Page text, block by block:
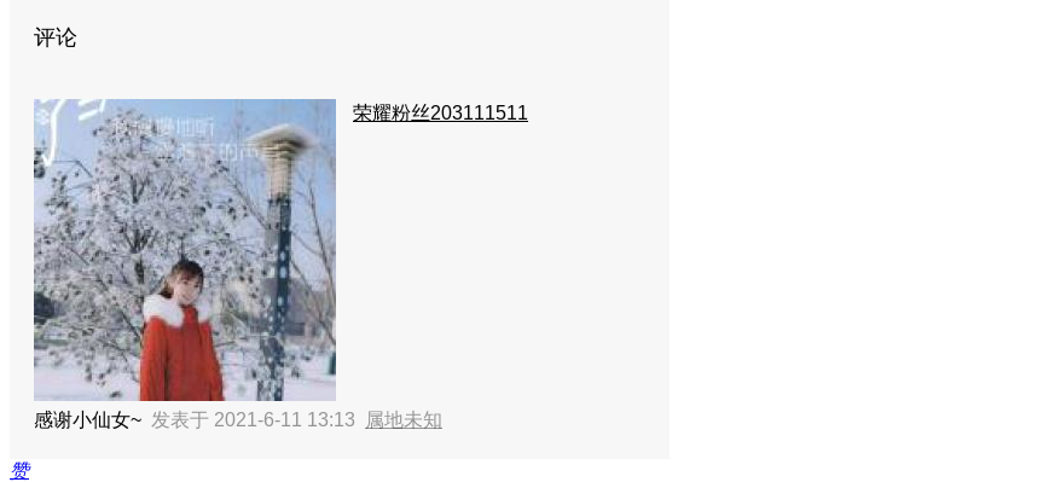
评论
荣耀粉丝203111511
感谢小仙女~ 发表于 2021-6-11 13:13 属地未知
赞